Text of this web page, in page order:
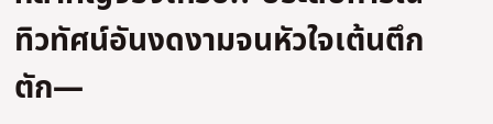
ทิวทัศน์อันงดงามจนหัวใจเต้นตึก
ตัก―